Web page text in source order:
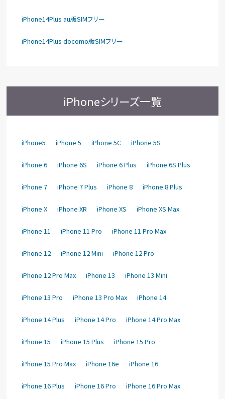
iPhone14Plus au版SIMフリー
iPhone14Plus docomo版SIMフリー
iPhoneシリーズ一覧
iPhone5 iPhone 5 iPhone 5C iPhone 5S
iPhone 6 iPhone 6S iPhone 6 Plus iPhone 6S Plus
iPhone 7 iPhone 7 Plus iPhone 8 iPhone 8 Plus
iPhone X iPhone XR iPhone XS iPhone XS Max
iPhone 11 iPhone 11 Pro iPhone 11 Pro Max
iPhone 12 iPhone 12 Mini iPhone 12 Pro
iPhone 12 Pro Max iPhone 13 iPhone 13 Mini
iPhone 13 Pro iPhone 13 Pro Max iPhone 14
iPhone 14 Plus iPhone 14 Pro iPhone 14 Pro Max
iPhone 15 iPhone 15 Plus iPhone 15 Pro
iPhone 15 Pro Max iPhone 16e iPhone 16
iPhone 16 Plus iPhone 16 Pro iPhone 16 Pro Max